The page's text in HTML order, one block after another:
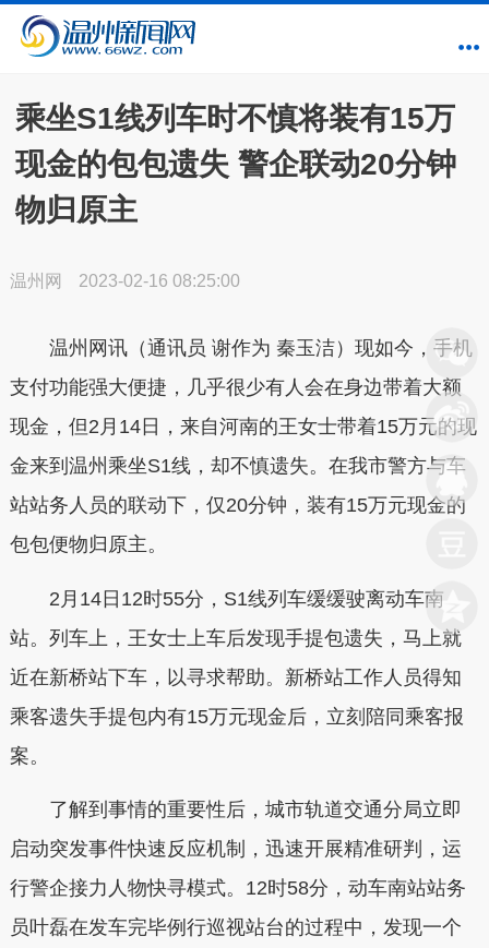
乘坐S1线列车时不慎将装有15万
现金的包包遗失 警企联动20分钟
物归原主
温州网 2023-02-16 08:25:00
温州网讯（通讯员 谢作为 秦玉洁）现如今，手机
支付功能强大便捷，几乎很少有人会在身边带着大额
现金，但2月14日，来自河南的王女士带着15万元的现
金来到温州乘坐S1线，却不慎遗失。在我市警方与车
站站务人员的联动下，仅20分钟，装有15万元现金的
包包便物归原主。
2月14日12时55分，S1线列车缓缓驶离动车南
站。列车上，王女士上车后发现手提包遗失，马上就
近在新桥站下车，以寻求帮助。新桥站工作人员得知
乘客遗失手提包内有15万元现金后，立刻陪同乘客报
案。
了解到事情的重要性后，城市轨道交通分局立即
启动突发事件快速反应机制，迅速开展精准研判，运
行警企接力人物快寻模式。12时58分，动车南站站务
员叶磊在发车完毕例行巡视站台的过程中，发现一个